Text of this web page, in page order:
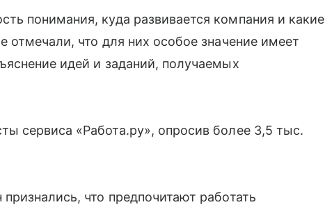
понимания, куда развивается компания и какие
отмечали, что для них особое значение имеет
идей и заданий, получаемых
сервиса «Работа.ру», опросив более 3,5 тыс.
что предпочитают работать